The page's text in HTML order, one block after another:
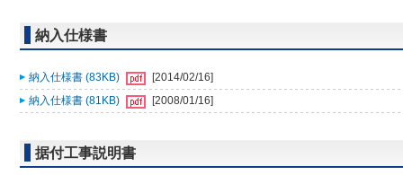
納入仕様書
納入仕様書 (83KB)
[2014/02/16]
納入仕様書 (81KB)
[2008/01/16]
据付工事説明書